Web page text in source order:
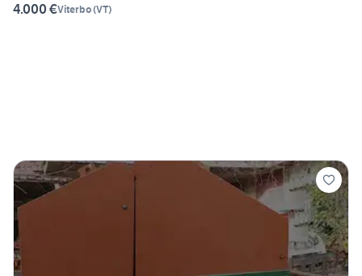
4.000 €Viterbo(VT)